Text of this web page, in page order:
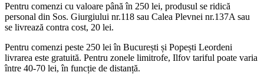
Pentru comenzi cu valoare până în 250 lei, produsul se ridică
personal din Sos. Giurgiului nr.118 sau Calea Plevnei nr.137A sau
se livrează contra cost, 20 lei.
Pentru comenzi peste 250 lei în București și Popești Leordeni
livrarea este gratuită. Pentru zonele limitrofe, Ilfov tariful poate varia
între 40-70 lei, în funcție de distanță.